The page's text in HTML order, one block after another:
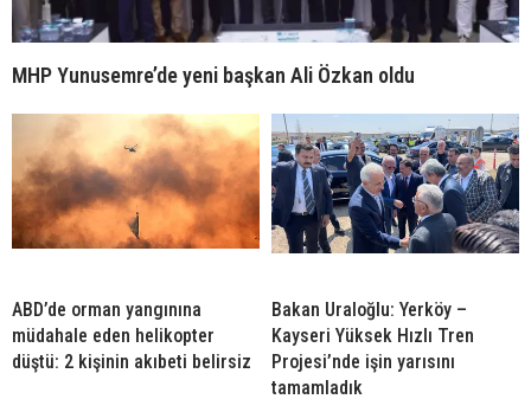
MHP Yunusemre’de yeni başkan Ali Özkan oldu
ABD’de orman yangınına
müdahale eden helikopter
düştü: 2 kişinin akıbeti belirsiz
Bakan Uraloğlu: Yerköy –
Kayseri Yüksek Hızlı Tren
Projesi’nde işin yarısını
tamamladık